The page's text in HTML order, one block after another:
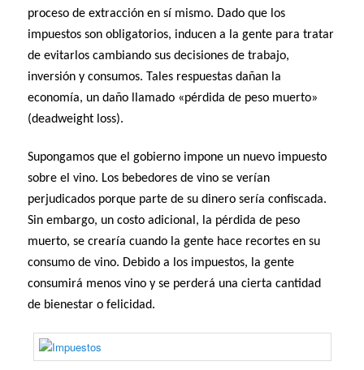
proceso de extracción en sí mismo. Dado que los
impuestos son obligatorios, inducen a la gente para tratar
de evitarlos cambiando sus decisiones de trabajo,
inversión y consumos. Tales respuestas dañan la
economía, un daño llamado «pérdida de peso muerto»
(deadweight loss).
Supongamos que el gobierno impone un nuevo impuesto
sobre el vino. Los bebedores de vino se verían
perjudicados porque parte de su dinero sería confiscada.
Sin embargo, un costo adicional, la pérdida de peso
muerto, se crearía cuando la gente hace recortes en su
consumo de vino. Debido a los impuestos, la gente
consumirá menos vino y se perderá una cierta cantidad
de bienestar o felicidad.